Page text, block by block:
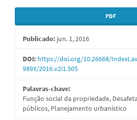
Barra
lateral
de
artigos
PDF
Publicado: jun. 1, 2016
DOI: https://doi.org/10.26668/
989X/2016.v2i1.505
Palavras-chave:
Função social da propriedade,
públicos, Planejamento urbanístico